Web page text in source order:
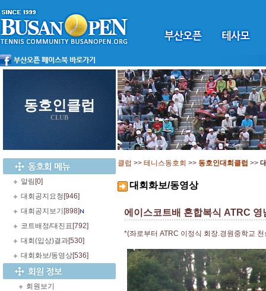
동호인클럽
CLUB
알림 [0]
대회공지요청 [946]
대회공지보기 [898]
코트배정/대진표 [792]
대회(입상)결과[530]
대회화보/동영상[536]
회원보기
클럽 >> 테니스동호회 >> 동호인대회클럽 >>
대회화보/동영상
에이스코트배 혼합복식 ATRC
*(좌로부터 ATRC 이정식 회장.경원중학교